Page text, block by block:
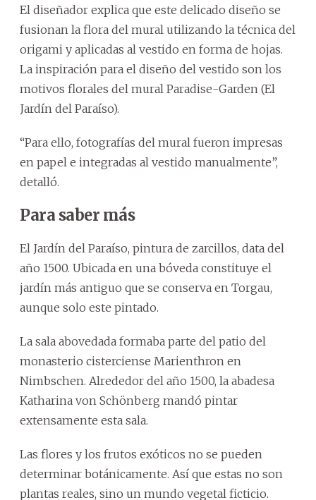
El diseñador explica que este delicado diseño se
fusionan la flora del mural utilizando la técnica del
origami y aplicadas al vestido en forma de hojas.
La inspiración para el diseño del vestido son los
motivos florales del mural Paradise-Garden (El
Jardín del Paraíso).
“Para ello, fotografías del mural fueron impresas
en papel e integradas al vestido manualmente”,
detalló.
Para saber más
El Jardín del Paraíso, pintura de zarcillos, data del
año 1500. Ubicada en una bóveda constituye el
jardín más antiguo que se conserva en Torgau,
aunque solo este pintado.
La sala abovedada formaba parte del patio del
monasterio cisterciense Marienthron en
Nimbschen. Alrededor del año 1500, la abadesa
Katharina von Schönberg mandó pintar
extensamente esta sala.
Las flores y los frutos exóticos no se pueden
determinar botánicamente. Así que estas no son
plantas reales, sino un mundo vegetal ficticio.